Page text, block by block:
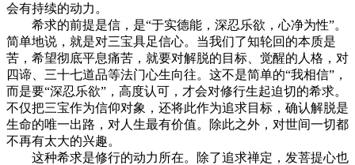
会有持续的动力。
希求的前提是信，是“于实德能，深忍乐欲，心净为性”。
简单地说，就是对三宝具足信心。当我们了知轮回的本质是
苦，希望彻底平息痛苦，就要对解脱的目标、觉醒的人格，对
四谛、三十七道品等法门心生向往。这不是简单的“我相信”，
而是要“深忍乐欲”，高度认可，才会对修行生起迫切的希求。
不仅把三宝作为信仰对象，还将此作为追求目标，确认解脱是
生命的唯一出路，对人生最有价值。除此之外，对世间一切都
不再有太大的兴趣。
这种希求是修行的动力所在。除了追求禅定，发菩提心也